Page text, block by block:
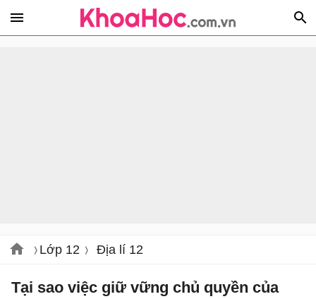
Lớp 12 Địa lí 12
Tại sao việc giữ vững chủ quyền của